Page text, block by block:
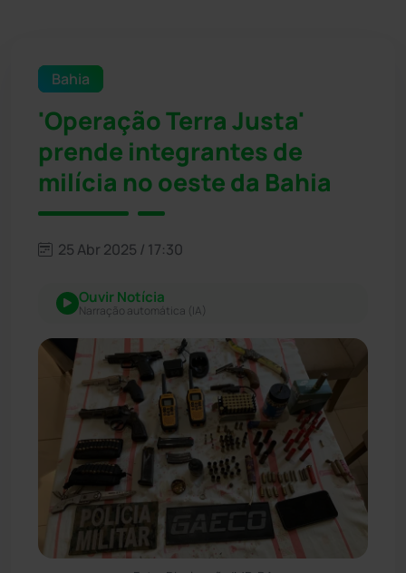
Bahia
'Operação Terra Justa'
prende integrantes de
milícia no oeste da Bahia
25 Abr 2025 / 17:30
Ouvir Notícia
Narração automática (IA)